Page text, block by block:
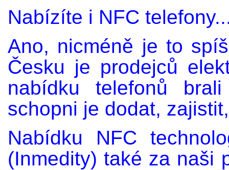
Nabízíte i NFC
Ano, nicméně je to
Česku je prodejců
nabídku telefonů
schopni je dodat,
Nabídku NFC
(Inmedity) také za naši